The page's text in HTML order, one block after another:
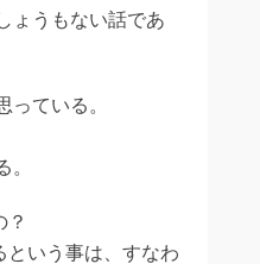
ょうもない話であ
っている。
。
いう事は、すなわ